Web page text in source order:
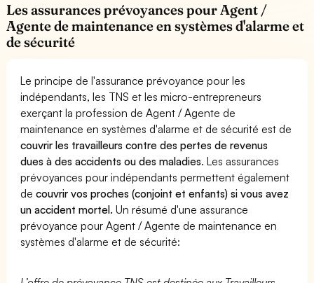
Les assurances prévoyances pour Agent /
Agente de maintenance en systèmes d'alarme et
de sécurité
Le principe de l'assurance prévoyance pour les
indépendants, les TNS et les micro-entrepreneurs
exerçant la profession de Agent / Agente de
maintenance en systèmes d'alarme et de sécurité est de
couvrir les travailleurs contre des pertes de revenus
dues à des accidents ou des maladies. Les assurances
prévoyances pour indépendants permettent également
decouvrir vos proches (conjoint et enfants) si vous avez
un accident mortel. Un résumé d'une assurance
prévoyance pour Agent / Agente de maintenance en
systèmes d'alarme et de sécurité: